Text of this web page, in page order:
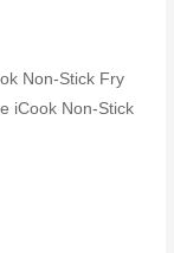
Non-Stick Fry
iCook Non-Stick